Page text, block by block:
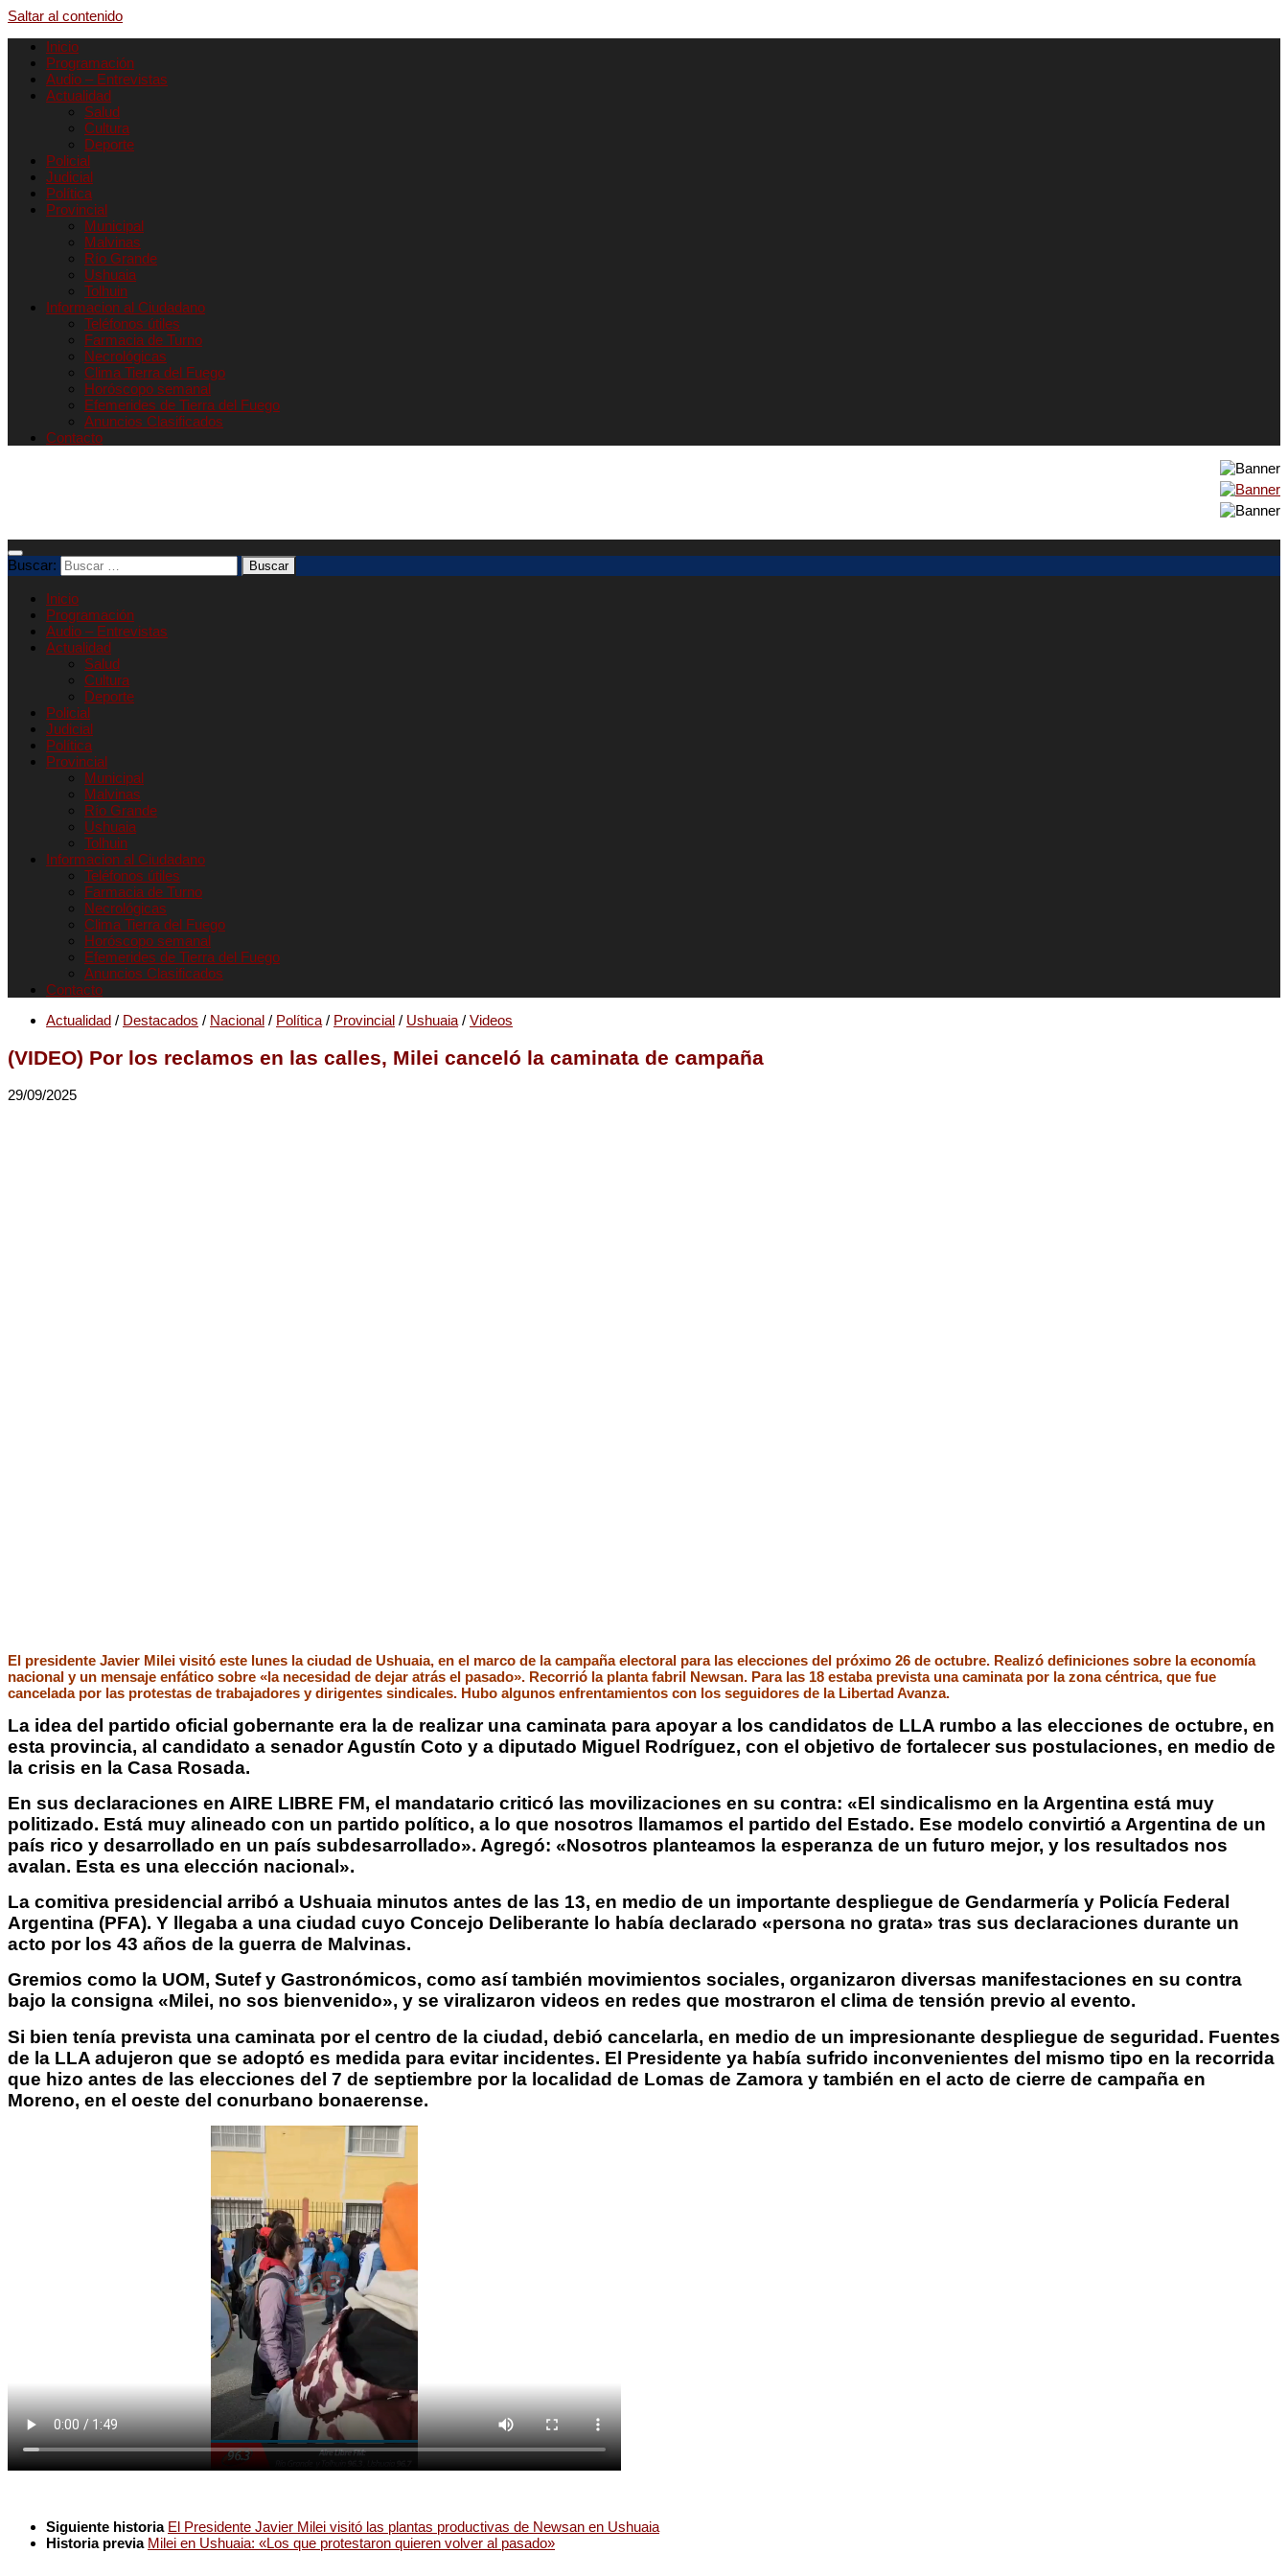
Saltar al contenido
Inicio
Programación
Audio – Entrevistas
Actualidad
Salud
Cultura
Deporte
Policial
Judicial
Política
Provincial
Municipal
Malvinas
Río Grande
Ushuaia
Tolhuin
Informacion al Ciudadano
Teléfonos útiles
Farmacia de Turno
Necrológicas
Clima Tierra del Fuego
Horóscopo semanal
Efemerides de Tierra del Fuego
Anuncios Clasificados
Contacto
Buscar:
Inicio
Programación
Audio – Entrevistas
Actualidad
Salud
Cultura
Deporte
Policial
Judicial
Política
Provincial
Municipal
Malvinas
Río Grande
Ushuaia
Tolhuin
Informacion al Ciudadano
Teléfonos útiles
Farmacia de Turno
Necrológicas
Clima Tierra del Fuego
Horóscopo semanal
Efemerides de Tierra del Fuego
Anuncios Clasificados
Contacto
Actualidad / Destacados / Nacional / Política / Provincial / Ushuaia / Videos
(VIDEO) Por los reclamos en las calles, Milei canceló la caminata de campaña
29/09/2025
El presidente Javier Milei visitó este lunes la ciudad de Ushuaia, en el marco de la campaña electoral para las elecciones del próximo 26 de octubre. Realizó definiciones sobre la economía
nacional y un mensaje enfático sobre «la necesidad de dejar atrás el pasado». Recorrió la planta fabril Newsan. Para las 18 estaba prevista una caminata por la zona céntrica, que fue
cancelada por las protestas de trabajadores y dirigentes sindicales. Hubo algunos enfrentamientos con los seguidores de la Libertad Avanza.
La idea del partido oficial gobernante era la de realizar una caminata para apoyar a los candidatos de LLA rumbo a las elecciones de octubre, en
esta provincia, al candidato a senador Agustín Coto y a diputado Miguel Rodríguez, con el objetivo de fortalecer sus postulaciones, en medio de
la crisis en la Casa Rosada.
En sus declaraciones en AIRE LIBRE FM, el mandatario criticó las movilizaciones en su contra: «El sindicalismo en la Argentina está muy
politizado. Está muy alineado con un partido político, a lo que nosotros llamamos el partido del Estado. Ese modelo convirtió a Argentina de un
país rico y desarrollado en un país subdesarrollado». Agregó: «Nosotros planteamos la esperanza de un futuro mejor, y los resultados nos
avalan. Esta es una elección nacional».
La comitiva presidencial arribó a Ushuaia minutos antes de las 13, en medio de un importante despliegue de Gendarmería y Policía Federal
Argentina (PFA). Y llegaba a una ciudad cuyo Concejo Deliberante lo había declarado «persona no grata» tras sus declaraciones durante un
acto por los 43 años de la guerra de Malvinas.
Gremios como la UOM, Sutef y Gastronómicos, como así también movimientos sociales, organizaron diversas manifestaciones en su contra
bajo la consigna «Milei, no sos bienvenido», y se viralizaron videos en redes que mostraron el clima de tensión previo al evento.
Si bien tenía prevista una caminata por el centro de la ciudad, debió cancelarla, en medio de un impresionante despliegue de seguridad. Fuentes
de la LLA adujeron que se adoptó es medida para evitar incidentes. El Presidente ya había sufrido inconvenientes del mismo tipo en la recorrida
que hizo antes de las elecciones del 7 de septiembre por la localidad de Lomas de Zamora y también en el acto de cierre de campaña en
Moreno, en el oeste del conurbano bonaerense.
Siguiente historia El Presidente Javier Milei visitó las plantas productivas de Newsan en Ushuaia
Historia previa Milei en Ushuaia: «Los que protestaron quieren volver al pasado»